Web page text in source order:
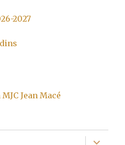
2027
Jean Macé
ouvrir